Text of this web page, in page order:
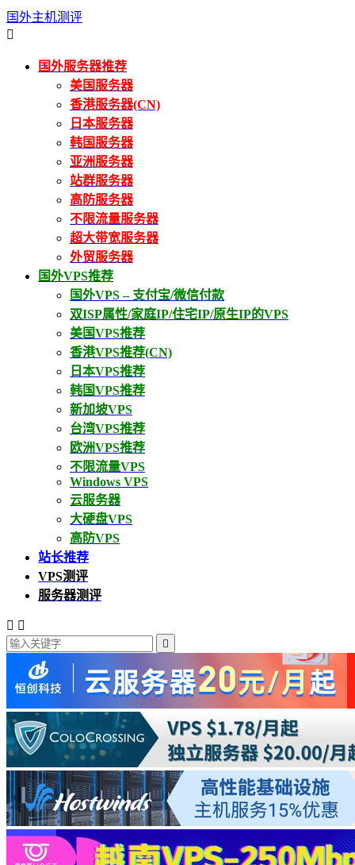
国外主机测评

国外服务器推荐
美国服务器
香港服务器(CN)
日本服务器
韩国服务器
亚洲服务器
站群服务器
高防服务器
不限流量服务器
超大带宽服务器
外贸服务器
国外VPS推荐
国外VPS – 支付宝/微信付款
双ISP属性/家庭IP/住宅IP/原生IP的VPS
美国VPS推荐
香港VPS推荐(CN)
日本VPS推荐
韩国VPS推荐
新加坡VPS
台湾VPS推荐
欧洲VPS推荐
不限流量VPS
Windows VPS
云服务器
大硬盘VPS
高防VPS
站长推荐
VPS测评
服务器测评
 
